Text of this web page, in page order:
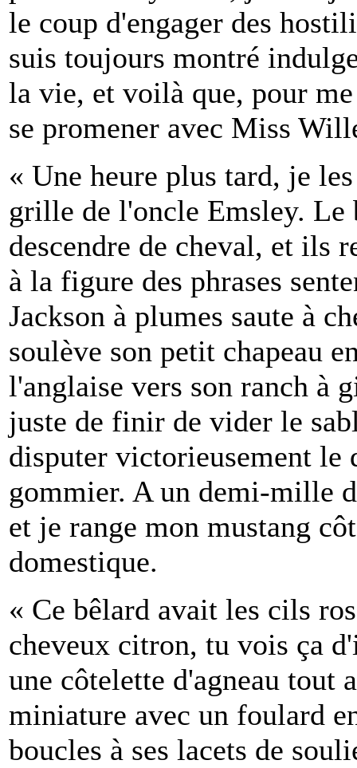
le coup d'engager des
suis toujours montré
la vie, et voilà que, pour
se promener avec Miss
« Une heure plus tard, je
grille de l'oncle Emsley. Le
descendre de cheval, et ils
à la figure des phrases
Jackson à plumes saute à
soulève son petit chapeau
l'anglaise vers son ranch à
juste de finir de vider le
disputer victorieusement le
gommier. A un demi-mille
et je range mon mustang
domestique.
« Ce bêlard avait les cils
cheveux citron, tu vois ça
une côtelette d'agneau tout
miniature avec un foulard
boucles à ses lacets de